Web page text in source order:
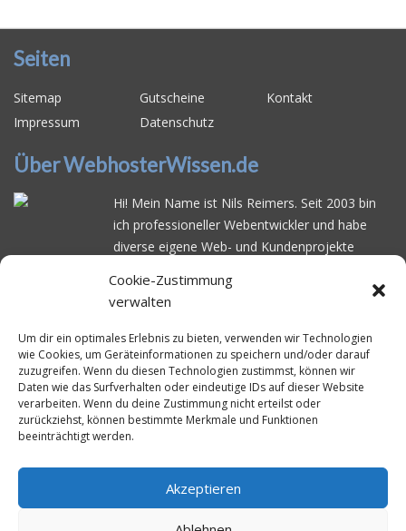
Cookie-Zustimmung
verwalten
Um dir ein optimales Erlebnis zu bieten, verwenden wir Technologien
wie Cookies, um Geräteinformationen zu speichern und/oder darauf
zuzugreifen. Wenn du diesen Technologien zustimmst, können wir
Daten wie das Surfverhalten oder eindeutige IDs auf dieser Website
verarbeiten. Wenn du deine Zustimmung nicht erteilst oder
zurückziehst, können bestimmte Merkmale und Funktionen
beeinträchtigt werden.
Akzeptieren
Seiten
Sitemap Gutscheine
Kontakt
Impressum
Datenschutz
Über WebhosterWissen.de
Hi! Mein Name ist Nils Reimers. Seit 2003 bin
ich professioneller Webentwickler und habe
diverse eigene Web- und Kundenprojekte
schwierig ist gutes Webhosting zu finden: Bei
vielen Anbietern ärgert man sich über
Serverausfälleoder überlangsame
Ladezeiten. Deswegen habe ich im Mai 2016
angefangen, die bekanntesten Webhoster
systematisch zu testen und deren
Erreichbarkeit und Ladezeit für eine typische
Website basierend auf dem beliebten CMS-
System WordPress zu protokollieren. Auf
WebhosterWissen.de werte ich diese
Messungen kontinuierlich aus und gebe euch